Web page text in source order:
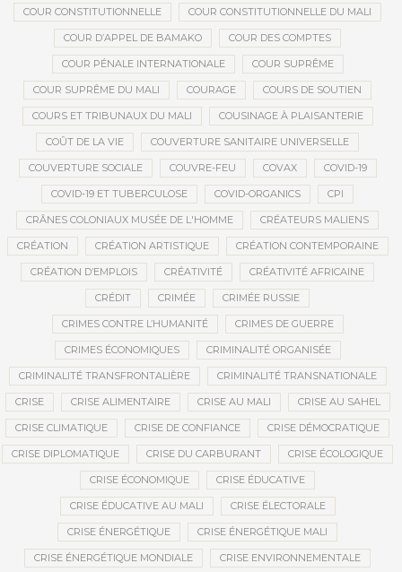
COUR CONSTITUTIONNELLE COUR CONSTITUTIONNELLE DU MALI
COUR D’APPEL DE BAMAKO COUR DES COMPTES
COUR PÉNALE INTERNATIONALE COUR SUPRÊME
COUR SUPRÊME DU MALI COURAGE COURS DE SOUTIEN
COURS ET TRIBUNAUX DU MALI COUSINAGE À PLAISANTERIE
COÛT DE LA VIE COUVERTURE SANITAIRE UNIVERSELLE
COUVERTURE SOCIALE COUVRE-FEU COVAX COVID-19
COVID-19 ET TUBERCULOSE COVID-ORGANICS CPI
CRÂNES COLONIAUX MUSÉE DE L'HOMME CRÉATEURS MALIENS
CRÉATION CRÉATION ARTISTIQUE CRÉATION CONTEMPORAINE
CRÉATION D’EMPLOIS CRÉATIVITÉ CRÉATIVITÉ AFRICAINE
CRÉDIT CRIMÉE CRIMÉE RUSSIE
CRIMES CONTRE L’HUMANITÉ CRIMES DE GUERRE
CRIMES ÉCONOMIQUES CRIMINALITÉ ORGANISÉE
CRIMINALITÉ TRANSFRONTALIÈRE CRIMINALITÉ TRANSNATIONALE
CRISE CRISE ALIMENTAIRE CRISE AU MALI CRISE AU SAHEL
CRISE CLIMATIQUE CRISE DE CONFIANCE CRISE DÉMOCRATIQUE
CRISE DIPLOMATIQUE CRISE DU CARBURANT CRISE ÉCOLOGIQUE
CRISE ÉCONOMIQUE CRISE ÉDUCATIVE
CRISE ÉDUCATIVE AU MALI CRISE ÉLECTORALE
CRISE ÉNERGÉTIQUE CRISE ÉNERGÉTIQUE MALI
CRISE ÉNERGÉTIQUE MONDIALE CRISE ENVIRONNEMENTALE